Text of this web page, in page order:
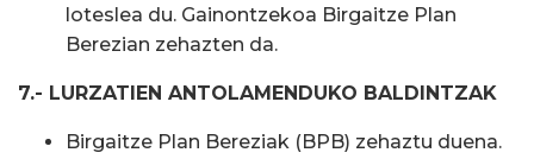
loteslea du. Gainontzekoa Birgaitze Plan
Berezian zehazten da.
7.- LURZATIEN ANTOLAMENDUKO BALDINTZAK
Birgaitze Plan Bereziak (BPB) zehaztu duena.